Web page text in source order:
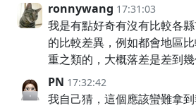
ronnywang 17:31:03
我是有點好奇有沒有比較各
的比較差異，例如都會地區
重之類的，大概落差是差到
PN 17:32:42
我自己猜，這個應該蠻難拿